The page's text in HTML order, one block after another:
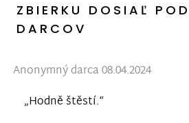
ZBIERKU DOSIAĽ
DARCOV
Anonymný darca 08.04.2024
„Hodně štěstí.“